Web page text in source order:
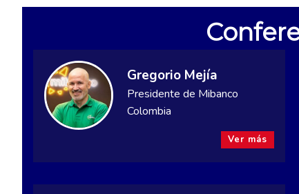
Gregorio Mejía
Presidente de Mibanco
Colombia
Ver más